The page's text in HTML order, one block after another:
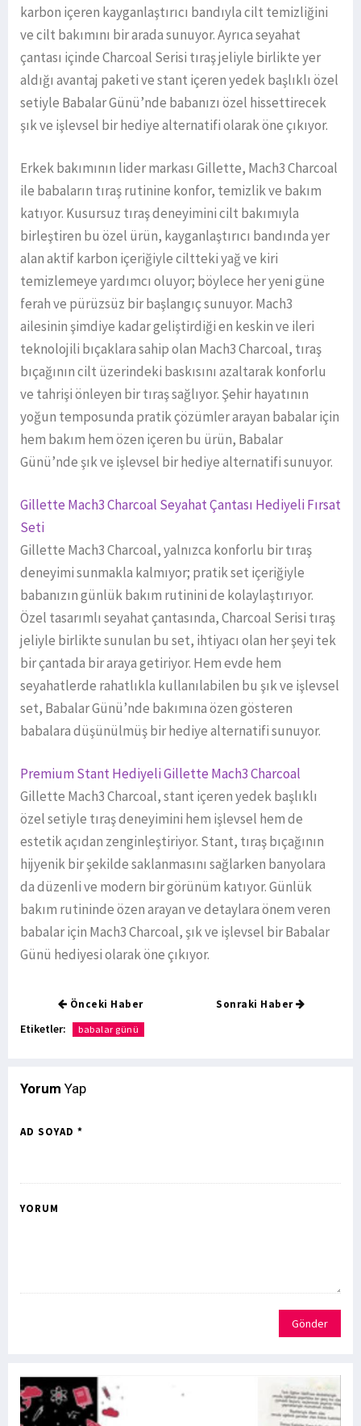
karbon içeren kayganlaştırıcı bandıyla cilt temizliğini
ve cilt bakımını bir arada sunuyor. Ayrıca seyahat
çantası içinde Charcoal Serisi tıraş jeliyle birlikte yer
aldığı avantaj paketi ve stant içeren yedek başlıklı özel
setiyle Babalar Günü’nde babanızı özel hissettirecek
şık ve işlevsel bir hediye alternatifi olarak öne çıkıyor.
Erkek bakımının lider markası Gillette, Mach3 Charcoal
ile babaların tıraş rutinine konfor, temizlik ve bakım
katıyor. Kusursuz tıraş deneyimini cilt bakımıyla
birleştiren bu özel ürün, kayganlaştırıcı bandında yer
alan aktif karbon içeriğiyle ciltteki yağ ve kiri
temizlemeye yardımcı oluyor; böylece her yeni güne
ferah ve pürüzsüz bir başlangıç sunuyor. Mach3
ailesinin şimdiye kadar geliştirdiği en keskin ve ileri
teknolojili bıçaklara sahip olan Mach3 Charcoal, tıraş
bıçağının cilt üzerindeki baskısını azaltarak konforlu
ve tahrişi önleyen bir tıraş sağlıyor. Şehir hayatının
yoğun temposunda pratik çözümler arayan babalar için
hem bakım hem özen içeren bu ürün, Babalar
Günü’nde şık ve işlevsel bir hediye alternatifi sunuyor.
Gillette Mach3 Charcoal Seyahat Çantası Hediyeli Fırsat
Seti
Gillette Mach3 Charcoal, yalnızca konforlu bir tıraş
deneyimi sunmakla kalmıyor; pratik set içeriğiyle
babanızın günlük bakım rutinini de kolaylaştırıyor.
Özel tasarımlı seyahat çantasında, Charcoal Serisi tıraş
jeliyle birlikte sunulan bu set, ihtiyacı olan her şeyi tek
bir çantada bir araya getiriyor. Hem evde hem
seyahatlerde rahatlıkla kullanılabilen bu şık ve işlevsel
set, Babalar Günü’nde bakımına özen gösteren
babalara düşünülmüş bir hediye alternatifi sunuyor.
Premium Stant Hediyeli Gillette Mach3 Charcoal
Gillette Mach3 Charcoal, stant içeren yedek başlıklı
özel setiyle tıraş deneyimini hem işlevsel hem de
estetik açıdan zenginleştiriyor. Stant, tıraş bıçağının
hijyenik bir şekilde saklanmasını sağlarken banyolara
da düzenli ve modern bir görünüm katıyor. Günlük
bakım rutininde özen arayan ve detaylara önem veren
babalar için Mach3 Charcoal, şık ve işlevsel bir Babalar
Günü hediyesi olarak öne çıkıyor.
Önceki Haber Sonraki Haber
Etiketler: babalar günü
Yorum Yap
AD SOYAD *
YORUM
Gönder